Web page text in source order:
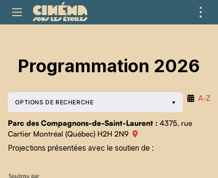
⋮
Programmation 2026
A‑Z
OPTIONS DE RECHERCHE
Parc des Compagnons-de-Saint-Laurent : 4375, rue
Cartier Montréal (Québec) H2H 2N9
Projections présentées avec le soutien de :